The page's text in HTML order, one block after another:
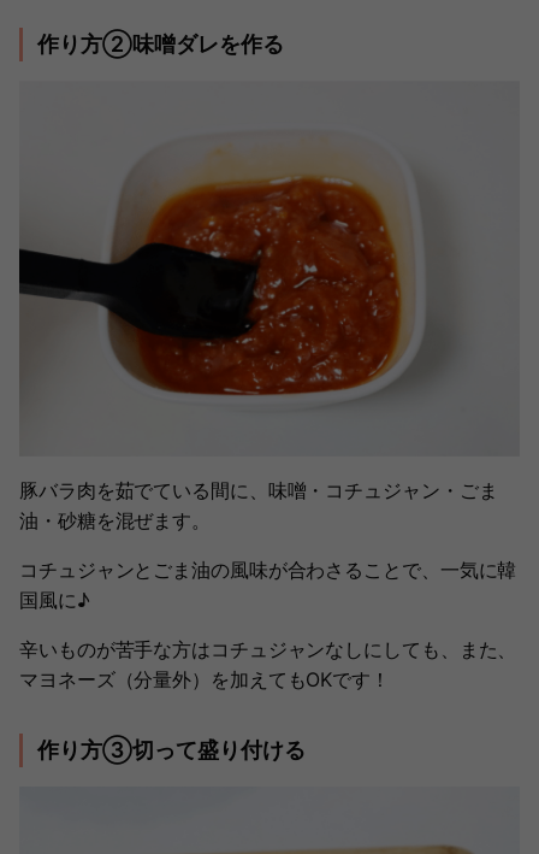
作り方②味噌ダレを作る
豚バラ肉を茹でている間に、味噌・コチュジャン・ごま
油・砂糖を混ぜます。
コチュジャンとごま油の風味が合わさることで、一気に韓
国風に♪
辛いものが苦手な方はコチュジャンなしにしても、また、
マヨネーズ（分量外）を加えてもOKです！
作り方③切って盛り付ける